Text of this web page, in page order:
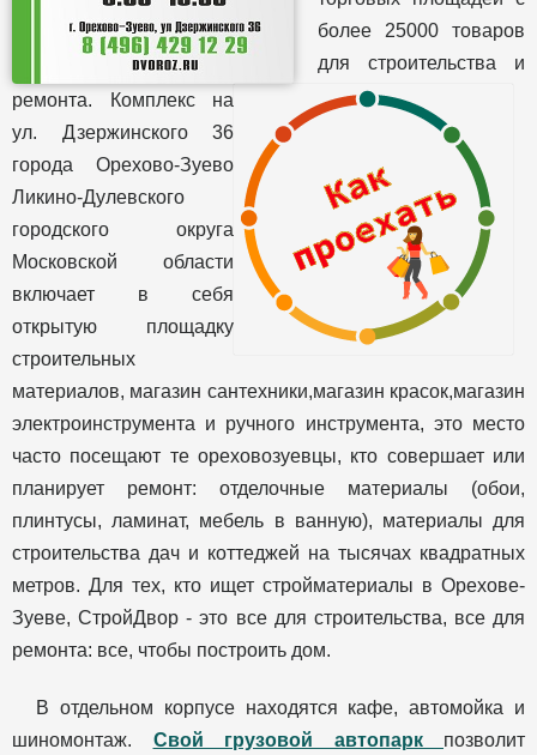
более 25000 товаров
для строительства и
ремонта. Комплекс на
ул. Дзержинского 36
города Орехово-Зуево
Ликино-Дулевского
городского округа
Московской области
включает в себя
открытую площадку
строительных
материалов, магазин сантехники,магазин красок,магазин
электроинструмента и ручного инструмента, это место
часто посещают те ореховозуевцы, кто совершает или
планирует ремонт: отделочные материалы (обои,
плинтусы, ламинат, мебель в ванную), материалы для
строительства дач и коттеджей на тысячах квадратных
метров. Для тех, кто ищет стройматериалы в Орехове-
Зуеве, СтройДвор - это все для строительства, все для
ремонта: все, чтобы построить дом.
В отдельном корпусе находятся кафе, автомойка и
шиномонтаж. Свой грузовой автопарк позволит